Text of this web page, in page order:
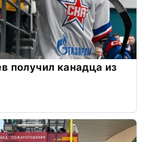
получил канадца из